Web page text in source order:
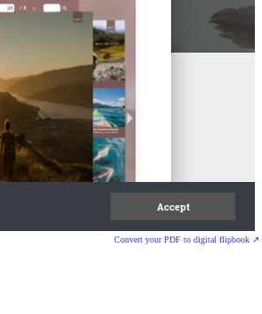
Convert your PDF to digital flipbook ↗